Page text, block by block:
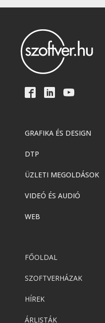
GRAFIKA ÉS DESIGN
DTP
ÜZLETI MEGOLDÁSOK
VIDEÓ ÉS AUDIÓ
WEB
FŐOLDAL
SZOFTVERHÁZAK
HÍREK
ÁRLISTÁK